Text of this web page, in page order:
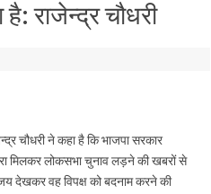
राजेन्द्र चौधरी
चौधरी ने कहा है कि भाजपा सरकार
मिलकर लोकसभा चुनाव लड़ने की खबरों से
देखकर वह विपक्ष को बदनाम करने की